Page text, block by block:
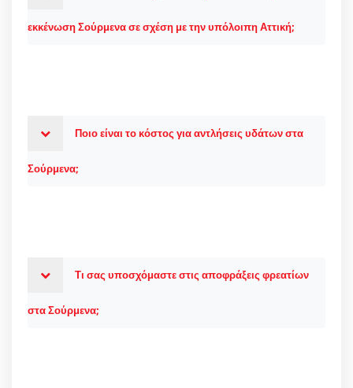
εκκένωση Σούρμενα σε σχέση με την υπόλοιπη Αττική;
Ποιο είναι το κόστος για αντλήσεις υδάτων στα
Σούρμενα;
Τι σας υποσχόμαστε στις αποφράξεις φρεατίων
στα Σούρμενα;